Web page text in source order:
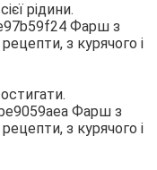
рідини.